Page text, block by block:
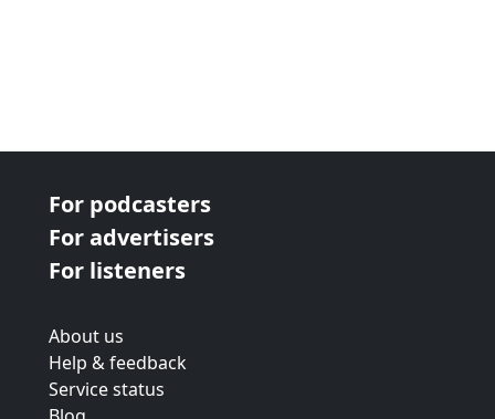
For podcasters
For advertisers
For listeners
About us
Help & feedback
Service status